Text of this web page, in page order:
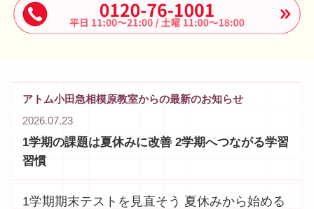
アトム小田急相模原教室からの最新のお知らせ
2026.07.23
1学期の課題は夏休みに改善 2学期へつながる学習
習慣
1学期期末テストを見直そう 夏休みから始める